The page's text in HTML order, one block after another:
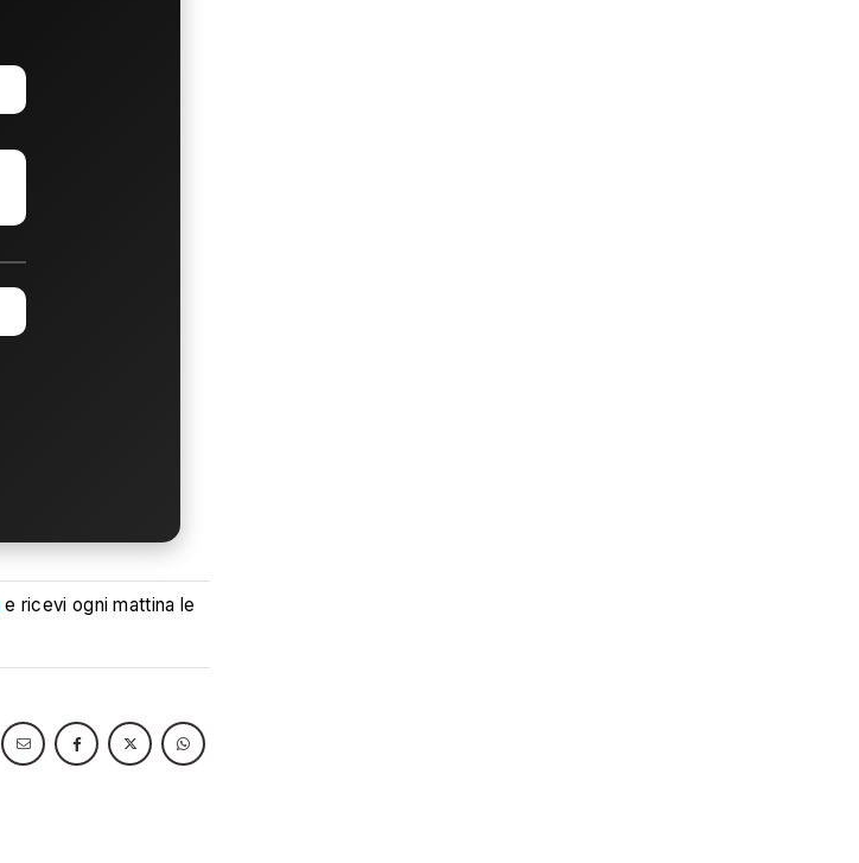
e ricevi ogni mattina le